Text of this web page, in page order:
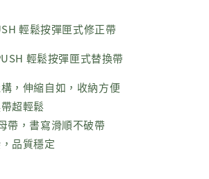
輕鬆按彈匣式修正帶
輕鬆按彈匣式替換帶
，伸縮自如，收納方便
超輕鬆
帶，書寫滑順不破帶
品質穩定